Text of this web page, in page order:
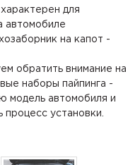
для
автомобиле
на капот -
обратить внимание на
наборы пайпинга -
модель автомобиля и
установки.